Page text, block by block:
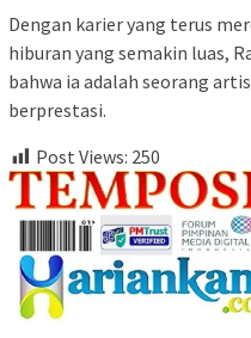
Dengan karier yang terus
hiburan yang semakin luas,
bahwa ia adalah seorang
berprestasi.
Post Views: 250